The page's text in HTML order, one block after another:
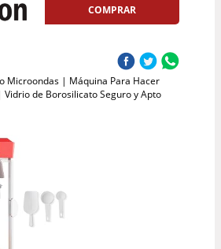
COMPRAR
Microondas | Máquina Para Hacer
de Borosilicato Seguro y Apto